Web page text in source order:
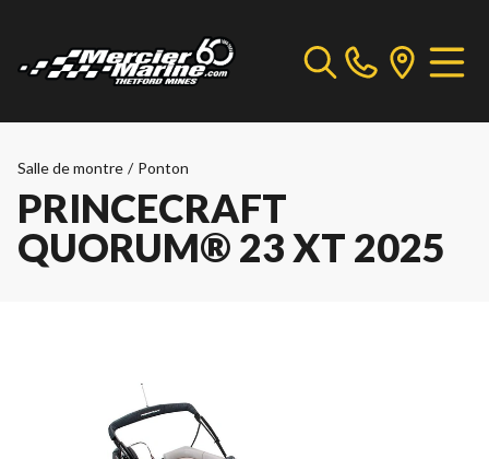
Salle de montre / Ponton
PRINCECRAFT
QUORUM® 23 XT 2025